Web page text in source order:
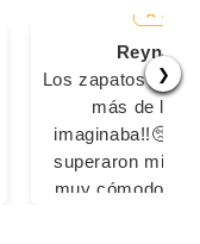
❯
Reyna
Los zapatos son
más de lo
imaginaba!!🥺🥺
superaron mis
muy cómodos